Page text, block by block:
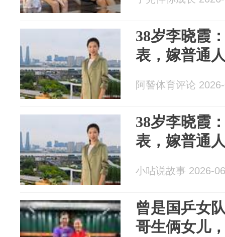
38岁李晓霞
表，嫁普通
阿諬体育评论
38岁李晓霞
表，嫁普通
小呫说故事 2026-
曾是国乒女
哥生俩女儿